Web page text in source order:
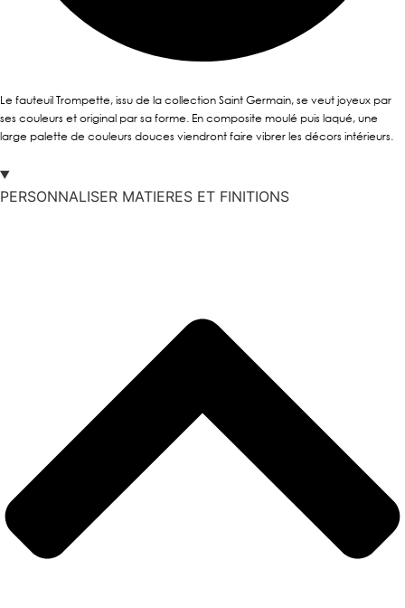
Le fauteuil Trompette, issu de la collection Saint Germain, se veut joyeux par
ses couleurs et original par sa forme. En composite moulé puis laqué, une
large palette de couleurs douces viendront faire vibrer les décors intérieurs.
PERSONNALISER MATIERES ET FINITIONS